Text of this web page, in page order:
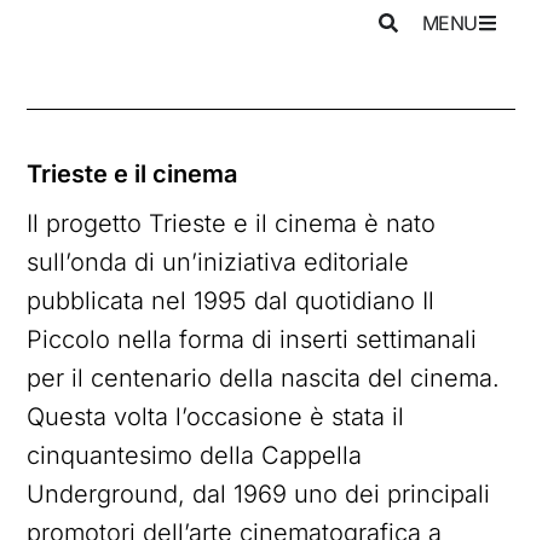
MENU
Trieste e il cinema
Il progetto Trieste e il cinema è nato
sull’onda di un’iniziativa editoriale
pubblicata nel 1995 dal quotidiano Il
Piccolo nella forma di inserti settimanali
per il centenario della nascita del cinema.
Questa volta l’occasione è stata il
cinquantesimo della Cappella
Underground, dal 1969 uno dei principali
promotori dell’arte cinematografica a